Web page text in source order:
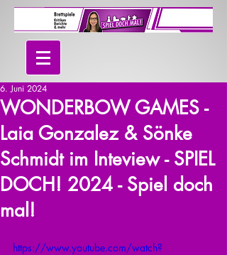
WONDERBOW GAMES -
Laia Gonzalez & Sönke
Schmidt im Inteview - SPIEL
DOCH! 2024 - Spiel doch
mal!
6. Juni 2024
https://www.youtube.com/watch?